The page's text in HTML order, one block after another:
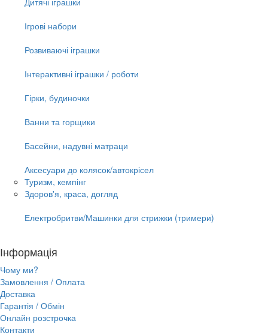
Ігрові набори
Розвиваючі іграшки
Інтерактивні іграшки / роботи
Гірки, будиночки
Ванни та горщики
Басейни, надувні матраци
Аксесуари до колясок/автокрісел
Туризм, кемпінг
Здоров'я, краса, догляд
Електробритви/Машинки для стрижки (тримери)
Інформація
Чому ми?
Замовлення / Оплата
Доставка
Гарантія / Обмін
Онлайн розстрочка
Контакти